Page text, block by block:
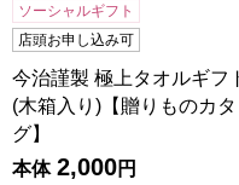
ソーシャルギフト
店頭お申し込み可
今治謹製 極上タオルギフ
(木箱入り)【贈りものカタ
グ】
本体 2,000円